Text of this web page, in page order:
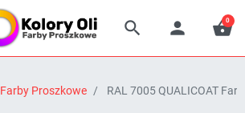
  
0
Farby Proszkowe RAL 7005 QUALICOAT